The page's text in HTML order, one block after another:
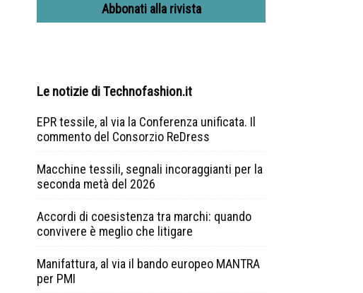
Abbonati alla rivista
Le notizie di Technofashion.it
EPR tessile, al via la Conferenza unificata. Il
commento del Consorzio ReDress
Macchine tessili, segnali incoraggianti per la
seconda metà del 2026
Accordi di coesistenza tra marchi: quando
convivere è meglio che litigare
Manifattura, al via il bando europeo MANTRA
per PMI